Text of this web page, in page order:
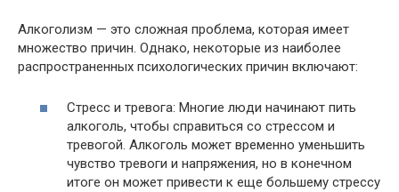
Алкоголизм — это сложная проблема, которая имеет
множество причин. Однако, некоторые из наиболее
распространенных психологических причин включают:
Стресс и тревога: Многие люди начинают пить
алкоголь, чтобы справиться со стрессом и
тревогой. Алкоголь может временно уменьшить
чувство тревоги и напряжения, но в конечном
итоге он может привести к еще большему стрессу